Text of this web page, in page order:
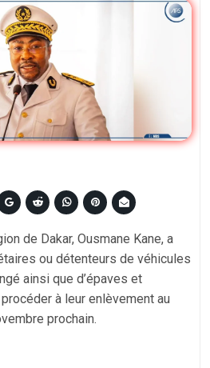
de Dakar, Ousmane Kane, a
ou détenteurs de véhicules
ainsi que d’épaves et
à leur enlèvement au
prochain.